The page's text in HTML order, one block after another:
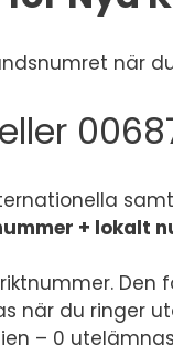
när
+ lokalt
Den
när du ringer
– 0